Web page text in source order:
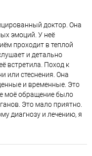
доктор. Она
эмоций. У неё
проходит в теплой
и детально
встретила. Поход к
или стеснения. Она
и временные. Это
моё обращение было
Это мало приятно.
диагнозу и лечению, я